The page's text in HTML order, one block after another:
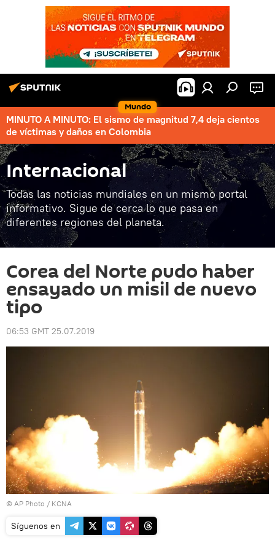
Mundo
MINUTO A MINUTO: El sismo de magnitud 7,4 deja cientos
de víctimas y daños en Colombia
Internacional
Todas las noticias mundiales en un mismo portal
informativo. Sigue de cerca lo que pasa en
diferentes regiones del planeta.
Corea del Norte pudo haber
ensayado un misil de nuevo
tipo
06:53 GMT 25.07.2019
© AP Photo / KCNA
Síguenos en